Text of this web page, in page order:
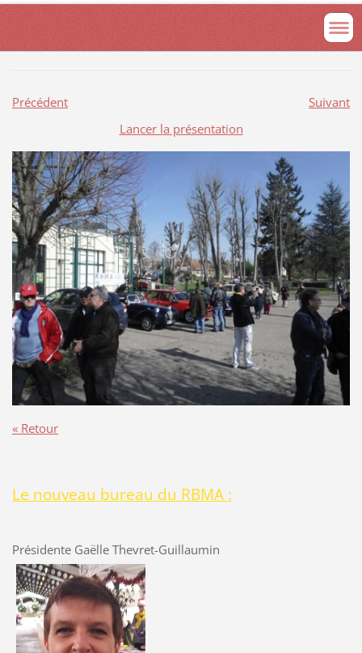
Précédent
Suivant
Lancer la présentation
« Retour
Le nouveau bureau du RBMA :
Présidente Gaëlle Thevret-Guillaumin